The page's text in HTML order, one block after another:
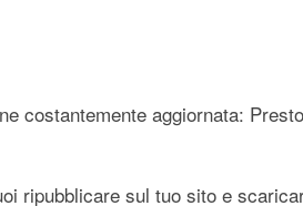
costantemente aggiornata:
ripubblicare sul tuo sito e